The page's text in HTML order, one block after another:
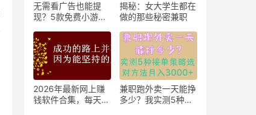
无需看广告也能提
现？5款免费小游戏
揭秘：女大学生都在
做的那些秘密兼职
2026年最新网上赚
钱软件合集，每天免
兼职跑外卖一天能挣
多少？我实测5种接